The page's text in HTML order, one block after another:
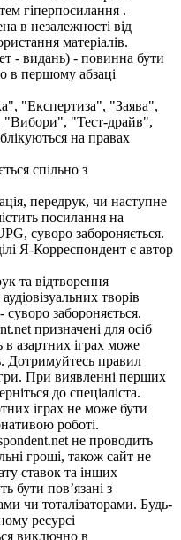
гіперпосилання .
в незалежності від
матеріалів.
- видань) - повинна бути
в першому абзаці
"Експертиза", "Заява",
"Вибори", "Тест-драйв",
на правах
спільно з
передрук, чи наступне
посилання на
суворо забороняється.
Я-Корреспондент є автор
та відтворення
творів
забороняється.
призначені для осіб
азартних іграх може
Дотримуйтесь правил
При виявленні перших
до спеціаліста.
іграх не може бути
роботі.
не проводить
гроші, також сайт не
ставок та інших
бути пов’язані з
чи тоталізаторами. Будь-
ресурсі
виключно в